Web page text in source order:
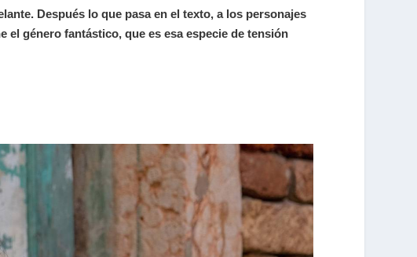
Después lo que pasa en el texto, a los personajes
género fantástico, que es esa especie de tensión